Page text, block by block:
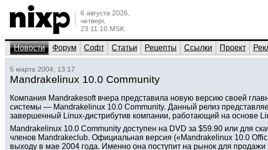
6 августа 2026,
четверг,
23:11:10 MSK
Новости Форум Софт Статьи Рецепты Ссылки Проект
5 марта 2004, 13:17
Mandrakelinux 10.0 Community
Компания Mandrakesoft вчера представила новую версию своей
системы — Mandrakelinux 10.0 Community. Данный релиз
завершенный Linux-дистрибутив компании, работающий на основе
Mandrakelinux 10.0 Community доступен на DVD за $59.90 или для
членов Mandrakeclub. Официальная версия («Mandrakelinux 10.0
выходу в мае 2004 года. Именно она поступит на рынок для продажи